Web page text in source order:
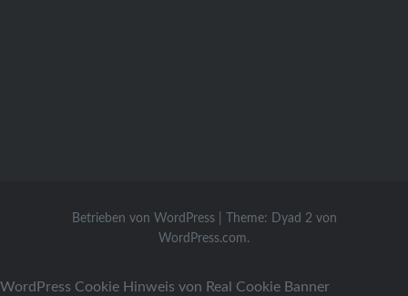
Betrieben von WordPress
Theme: Dyad 2 von
WordPress.com.
WordPress Cookie Hinweis von Real Cookie Banner